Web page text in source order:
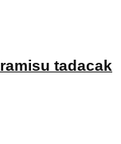
tadacak